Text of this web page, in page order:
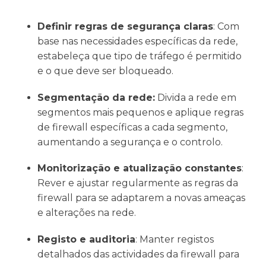
Definir regras de segurança claras: Com
base nas necessidades específicas da rede,
estabeleça que tipo de tráfego é permitido
e o que deve ser bloqueado.
Segmentação da rede:Divida a rede em
segmentos mais pequenos e aplique regras
de firewall específicas a cada segmento,
aumentando a segurança e o controlo.
Monitorização e atualização constantes:
Rever e ajustar regularmente as regras da
firewall para se adaptarem a novas ameaças
e alterações na rede.
Registo e auditoria: Manter registos
detalhados das actividades da firewall para